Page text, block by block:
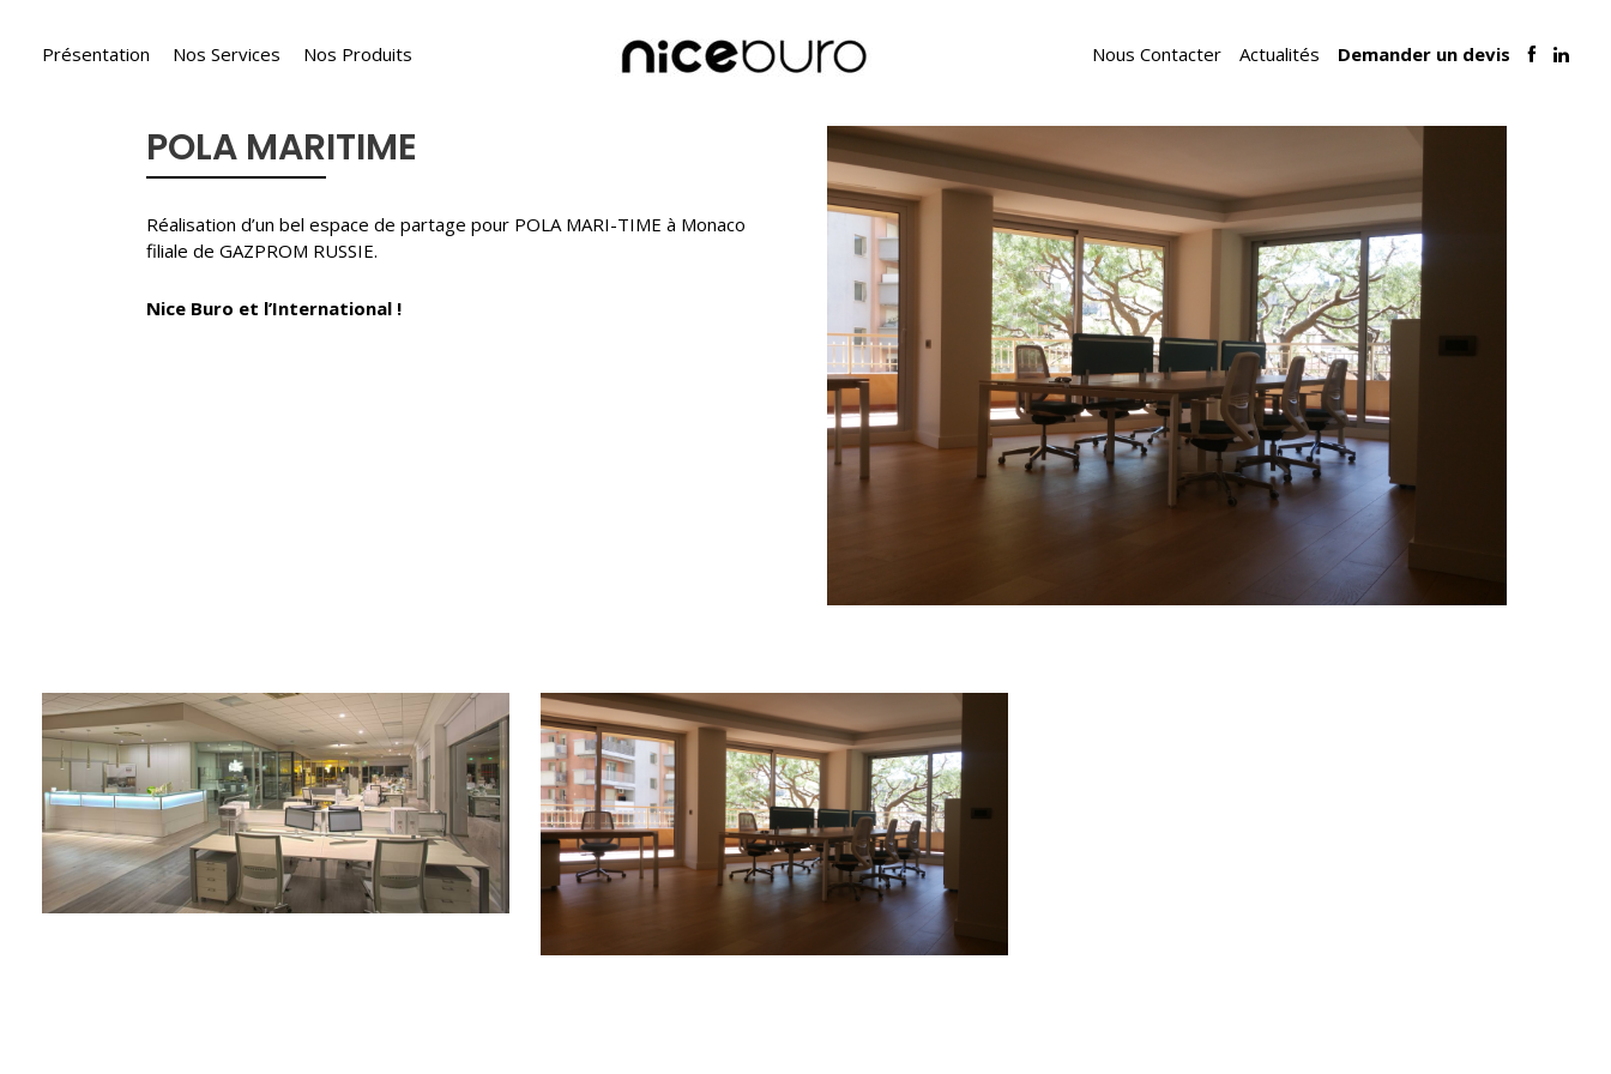
Présentation Nos Services Nos Produits Demander un devis
Actualités
Nous Contacter
POLA MARITIME
Réalisation d’un bel espace de partage pour POLA MARI-TIME à Monaco
filiale de GAZPROM RUSSIE.
Nice Buro et l’International !